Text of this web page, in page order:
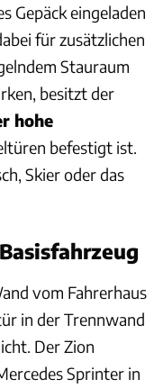
Gepäck eingeladen
für zusätzlichen
Stauraum
besitzt der
hohe
befestigt ist.
Skier oder das
vom Fahrerhaus
in der Trennwand
Der Zion
Sprinter in